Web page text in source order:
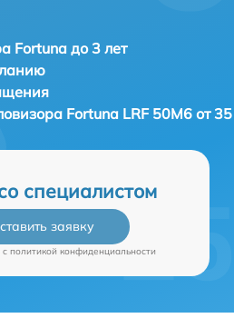
Fortuna до 3 лет
Fortuna LRF 50M6 от
специалистом
заявку
c политикой конфиденциальности